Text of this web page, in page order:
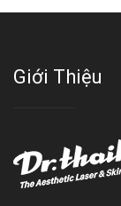
Giới Thiệu